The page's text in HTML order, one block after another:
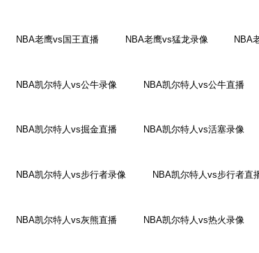
NBA老鹰vs国王直播 NBA老鹰vs猛龙录像 NBA
NBA凯尔特人vs公牛录像 NBA凯尔特人vs公牛直播
NBA凯尔特人vs掘金直播 NBA凯尔特人vs活塞录像
NBA凯尔特人vs步行者录像 NBA凯尔特人vs步行者直
NBA凯尔特人vs灰熊直播 NBA凯尔特人vs热火录像